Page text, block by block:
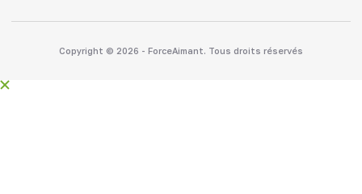
Copyright © 2026 - ForceAimant. Tous droits réservés